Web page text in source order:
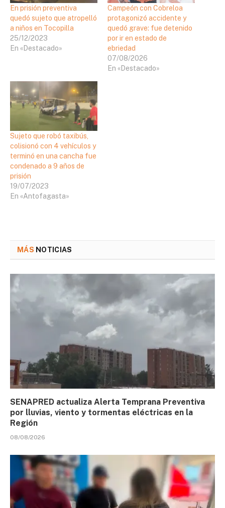
En prisión preventiva
quedó sujeto que atropelló
a niños en Tocopilla
25/12/2023
En «Destacado»
Campeón con Cobreloa
protagonizó accidente y
quedó grave: fue detenido
por ir en estado de
ebriedad
07/08/2026
En «Destacado»
Sujeto que robó taxibús,
colisionó con 4 vehículos y
terminó en una cancha fue
condenado a 9 años de
prisión
19/07/2023
En «Antofagasta»
MÁS NOTICIAS
SENAPRED actualiza Alerta Temprana Preventiva
por lluvias, viento y tormentas eléctricas en la
Región
08/08/2026